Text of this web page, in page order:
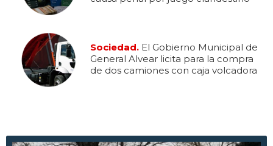
Sociedad. El Gobierno Municipal de
General Alvear licita para la compra
de dos camiones con caja volcadora